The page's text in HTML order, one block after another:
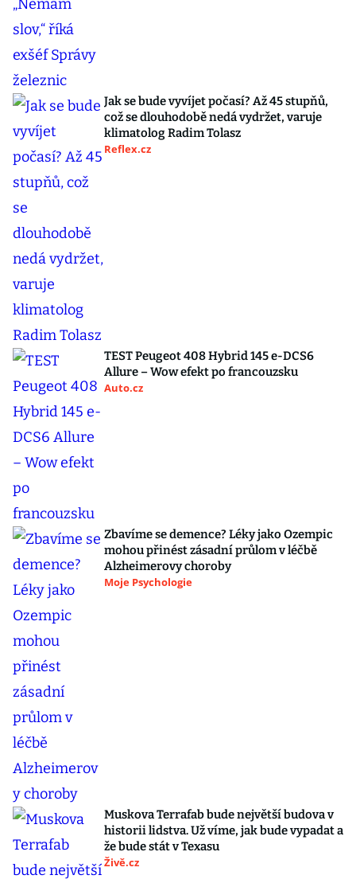
Jak se bude vyvíjet počasí? Až 45 stupňů,
což se dlouhodobě nedá vydržet, varuje
klimatolog Radim Tolasz
Reflex.cz
TEST Peugeot 408 Hybrid 145 e-DCS6
Allure – Wow efekt po francouzsku
Auto.cz
Zbavíme se demence? Léky jako Ozempic
mohou přinést zásadní průlom v léčbě
Alzheimerovy choroby
Moje Psychologie
Muskova Terrafab bude největší budova v
historii lidstva. Už víme, jak bude vypadat a
že bude stát v Texasu
Živě.cz